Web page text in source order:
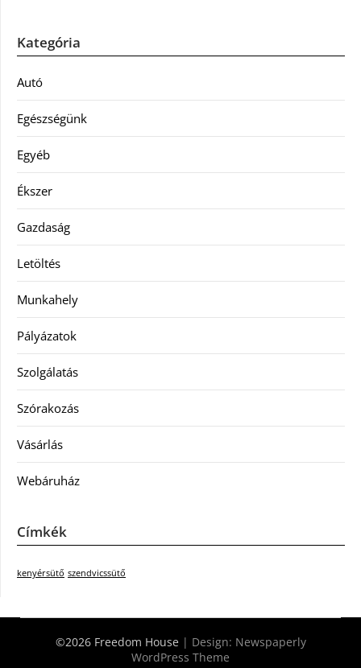
Kategória
Autó
Egészségünk
Egyéb
Ékszer
Gazdaság
Letöltés
Munkahely
Pályázatok
Szolgálatás
Szórakozás
Vásárlás
Webáruház
Címkék
kenyérsütő szendvicssütő
©2026 Freedom House | Design: Newspaperly
WordPress Theme